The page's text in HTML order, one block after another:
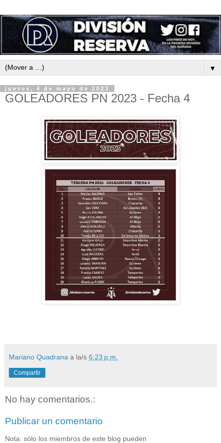
▼
jueves, 4 de mayo de 2023
GOLEADORES PN 2023 - Fecha 4
Mariano Quadrana a la/s 6:23 p.m.
Compartir
No hay comentarios.:
Publicar un comentario
Nota: sólo los miembros de este blog pueden